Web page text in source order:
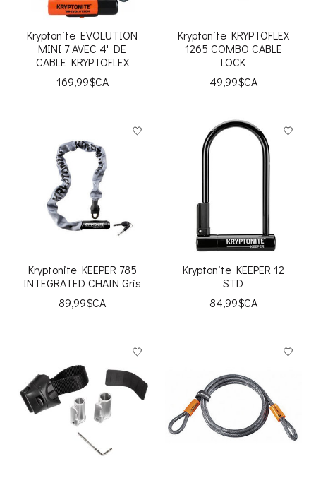
Kryptonite EVOLUTION
MINI 7 AVEC 4' DE
CABLE KRYPTOFLEX
169,99$CA
Kryptonite KRYPTOFLEX
1265 COMBO CABLE
LOCK
49,99$CA
Kryptonite KEEPER 785
INTEGRATED CHAIN Gris
89,99$CA
Kryptonite KEEPER 12
STD
84,99$CA